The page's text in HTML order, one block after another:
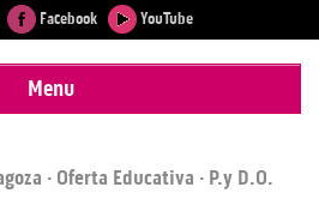
Facebook YouTube
Menu
· Oferta Educativa · P.y D.O.